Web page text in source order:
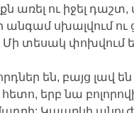
առել ու իջել
սխալվում ու
Մի տեսակ փոխվում
են, բայց լավ
հետո, երբ նա